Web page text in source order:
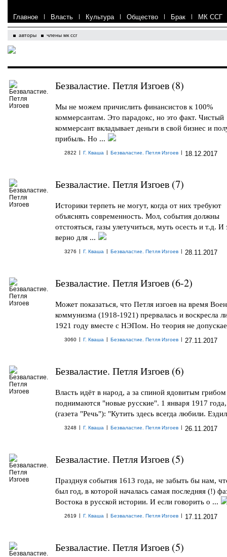
Главное | Власть | Культура | Общество | Брак | МК ССГ
авторы члены мк ссг
Безваластие. Петля Изгоев (8)
Мы не можем причислить финансистов к 100%
коммерсантам. Это парадокс, но это факт. Чистый
коммерсант вкладывает деньги в свой бизнес и
прибыль. Но ...
2822 | Г. Кваша | Безваластие. Петля Изгоев | 18.12.2017
Безваластие. Петля Изгоев (7)
Историки терпеть не могут, когда от них требуют
объяснять современность. Мол, события должны
отстояться, газы улетучиться, муть осесть и т.д. И
верно для ...
3276 | Г. Кваша | Безваластие. Петля Изгоев | 28.11.2017
Безваластие. Петля Изгоев (6-2)
Может показаться, что Петля изгоев на время
коммунизма (1918-1921) прервалась и воскресла
1921 году вместе с НЭПом. Но теория не
3060 | Г. Кваша | Безваластие. Петля Изгоев | 27.11.2017
Безваластие. Петля Изгоев (6)
Власть идёт в народ, а за спиной ядовитым грибом
поднимаются "новые русские". 1 января 1917
(газета "Речь"): "Кутить здесь всегда любили.
3248 | Г. Кваша | Безваластие. Петля Изгоев | 26.11.2017
Безваластие. Петля Изгоев (5)
Празднуя события 1613 года, не забыть бы нам,
был год, в которой началась самая последняя (!)
Востока в русской истории. И если говорить о ...
2619 | Г. Кваша | Безваластие. Петля Изгоев | 17.11.2017
Безваластие. Петля Изгоев (5)